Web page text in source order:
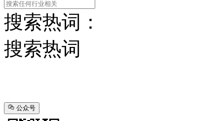
搜索热词：
搜索热词
公众号